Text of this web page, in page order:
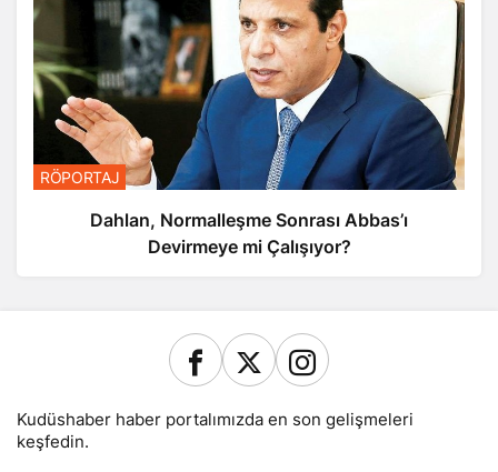
RÖPORTAJ
Dahlan, Normalleşme Sonrası Abbas’ı
Devirmeye mi Çalışıyor?
Kudüshaber haber portalımızda en son gelişmeleri
keşfedin.